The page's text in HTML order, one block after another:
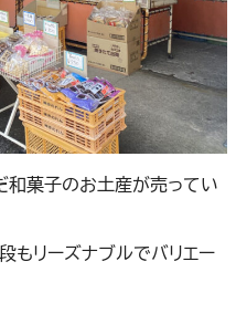
和菓子のお土産が売ってい
もリーズナブルでバリエー